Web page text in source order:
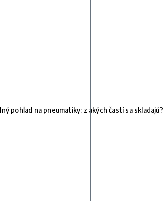
pohľad na pneumatiky: z akých častí sa skladajú?